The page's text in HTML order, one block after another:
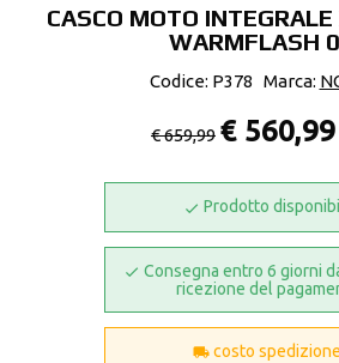
CASCO MOTO
WARMFLASH
Codice: P378 Marca:
€ 659,99 € 560,99
Prodotto
Consegna entro 6 giorni
ricezione del
costo